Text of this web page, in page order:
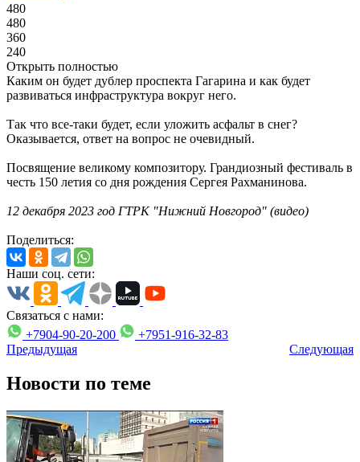
480
480
360
240
Открыть полностью
Каким он будет дублер проспекта Гагарина и как будет
развиваться инфраструктура вокруг него.
Так что все-таки будет, если уложить асфальт в снег?
Оказывается, ответ на вопрос не очевидный.
Посвящение великому композитору. Грандиозный фестиваль в
честь 150 летия со дня рождения Сергея Рахманинова.
12 декабря 2023 год ГТРК "Нижний Новгород" (видео)
Поделиться:
Наши соц. сети:
Связаться с нами:
+7904-90-20-200
+7951-916-32-83
Предыдущая
Следующая
Новости по теме